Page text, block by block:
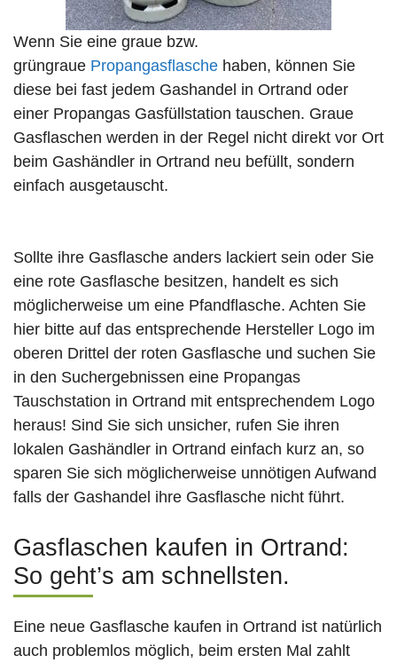
Wenn Sie eine graue bzw.
grüngraue Propangasflasche haben, können Sie
diese bei fast jedem Gashandel in Ortrand oder
einer Propangas Gasfüllstation tauschen. Graue
Gasflaschen werden in der Regel nicht direkt vor Ort
beim Gashändler in Ortrand neu befüllt, sondern
einfach ausgetauscht.
Sollte ihre Gasflasche anders lackiert sein oder Sie
eine rote Gasflasche besitzen, handelt es sich
möglicherweise um eine Pfandflasche. Achten Sie
hier bitte auf das entsprechende Hersteller Logo im
oberen Drittel der roten Gasflasche und suchen Sie
in den Suchergebnissen eine Propangas
Tauschstation in Ortrand mit entsprechendem Logo
heraus! Sind Sie sich unsicher, rufen Sie ihren
lokalen Gashändler in Ortrand einfach kurz an, so
sparen Sie sich möglicherweise unnötigen Aufwand
falls der Gashandel ihre Gasflasche nicht führt.
Gasflaschen kaufen in Ortrand:
So geht’s am schnellsten.
Eine neue Gasflasche kaufen in Ortrand ist natürlich
auch problemlos möglich, beim ersten Mal zahlt